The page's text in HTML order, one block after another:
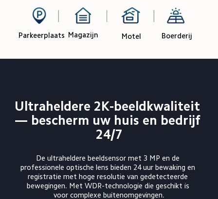
Parkeerplaats Magazijn Motel Boerderij
Ultraheldere 2K-beeldkwaliteit
— bescherm uw huis en bedrijf
24/7
De ultraheldere beeldsensor met 3 MP en de
professionele optische lens bieden 24 uur bewaking en
registratie met hoge resolutie van gedetecteerde
bewegingen. Met WDR-technologie die geschikt is
voor complexe buitenomgevingen.